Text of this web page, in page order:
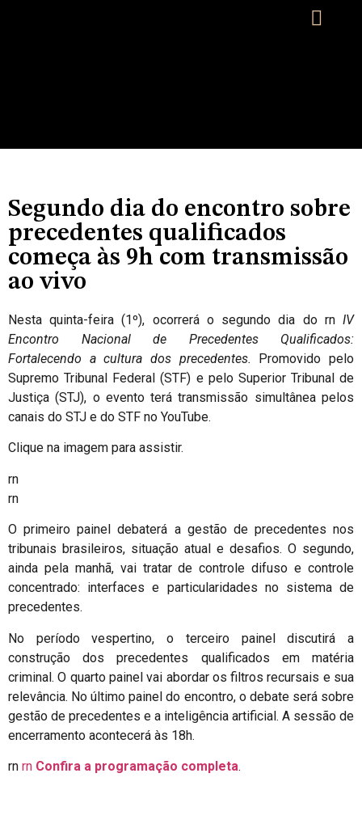
Segundo dia do encontro sobre
precedentes qualificados
começa às 9h com transmissão
ao vivo
Nesta quinta-feira (1º), ocorrerá o segundo dia do rn IV
Encontro Nacional de Precedentes Qualificados:
Fortalecendo a cultura dos precedentes. Promovido pelo
Supremo Tribunal Federal (STF) e pelo Superior Tribunal de
Justiça (STJ), o evento terá transmissão simultânea pelos
canais do STJ e do STF no YouTube.
Clique na imagem para assistir.
rn
rn
O primeiro painel debaterá a gestão de precedentes nos
tribunais brasileiros, situação atual e desafios. O segundo,
ainda pela manhã, vai tratar de controle difuso e controle
concentrado: interfaces e particularidades no sistema de
precedentes.
No período vespertino, o terceiro painel discutirá a
construção dos precedentes qualificados em matéria
criminal. O quarto painel vai abordar os filtros recursais e sua
relevância. No último painel do encontro, o debate será sobre
gestão de precedentes e a inteligência artificial. A sessão de
encerramento acontecerá às 18h.
rn rn Confira a programação completa.